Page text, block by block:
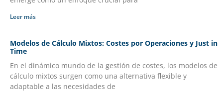
Leer más
Modelos de Cálculo Mixtos: Costes por Operaciones y Just in
Time
En el dinámico mundo de la gestión de costes, los modelos de
cálculo mixtos surgen como una alternativa flexible y
adaptable a las necesidades de